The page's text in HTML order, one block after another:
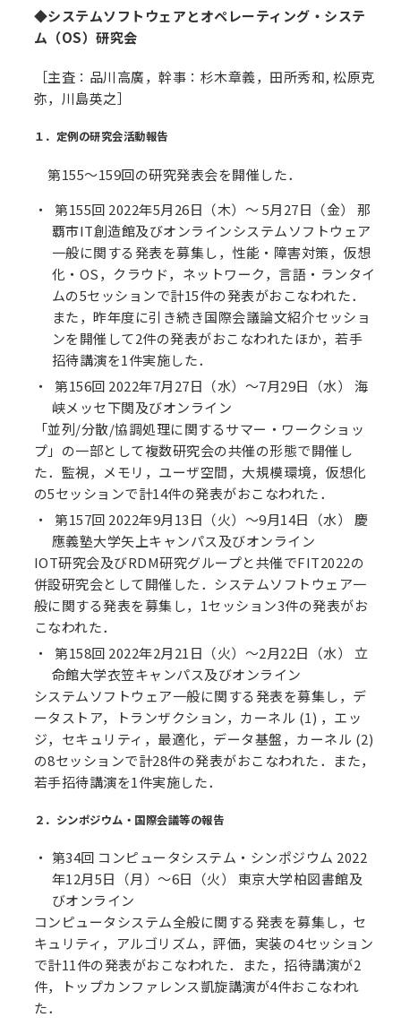
◆システムソフトウェアとオペレーティング・システ
ム（OS）研究会
［主査：品川高廣，幹事：杉木章義，田所秀和, 松原克
弥，川島英之］
１．定例の研究会活動報告
第155〜159回の研究発表会を開催した．
第155回 2022年5月26日（木）～ 5月27日（金） 那
覇市IT創造館及びオンラインシステムソフトウェア
一般に関する発表を募集し，性能・障害対策，仮想
化・OS，クラウド，ネットワーク，言語・ランタイ
ムの5セッションで計15件の発表がおこなわれた．
また，昨年度に引き続き国際会議論文紹介セッショ
ンを開催して2件の発表がおこなわれたほか，若手
招待講演を1件実施した．
第156回 2022年7月27日（水）～7月29日（水） 海
峡メッセ下関及びオンライン
「並列/分散/協調処理に関するサマー・ワークショッ
プ」の一部として複数研究会の共催の形態で開催し
た．監視，メモリ，ユーザ空間，大規模環境，仮想化
の5セッションで計14件の発表がおこなわれた．
第157回 2022年9月13日（火）～9月14日（水） 慶
應義塾大学矢上キャンパス及びオンライン
IOT研究会及びRDM研究グループと共催でFIT2022の
併設研究会として開催した．システムソフトウェア一
般に関する発表を募集し，1セッション3件の発表がお
こなわれた．
第158回 2022年2月21日（火）～2月22日（水） 立
命館大学衣笠キャンパス及びオンライン
システムソフトウェア一般に関する発表を募集し，デ
ータストア，トランザクション，カーネル (1) ，エッ
ジ，セキュリティ，最適化，データ基盤，カーネル (2)
の8セッションで計28件の発表がおこなわれた．また，
若手招待講演を1件実施した．
２．シンポジウム・国際会議等の報告
第34回 コンピュータシステム・シンポジウム 2022
年12月5日（月）〜6日（火） 東京大学柏図書館及
びオンライン
コンピュータシステム全般に関する発表を募集し，セ
キュリティ，アルゴリズム，評価，実装の4セッション
で計11件の発表がおこなわれた．また，招待講演が2
件，トップカンファレンス凱旋講演が4件おこなわれ
た．